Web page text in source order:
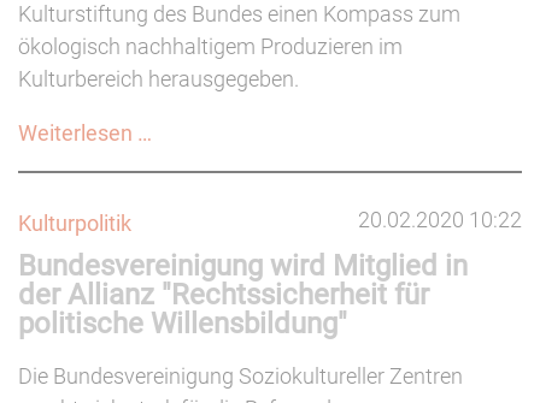
Kulturstiftung des Bundes einen Kompass zum
ökologisch nachhaltigem Produzieren im
Kulturbereich herausgegeben.
Weiterlesen …
Kulturbereich
20.02.2020 10:22
Kulturpolitik
Bundesvereinigung wird Mitglied in
der Allianz "Rechtssicherheit für
politische Willensbildung"
Die Bundesvereinigung Soziokultureller Zentren